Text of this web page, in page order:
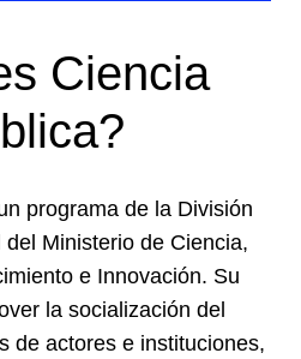
Ciencia
programa de la División
Ministerio de Ciencia,
e Innovación. Su
la socialización del
de actores e instituciones,